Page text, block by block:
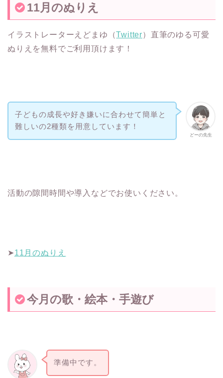
11月のぬりえ
イラストレーターえどまゆ（Twitter）直筆のゆる可愛
ぬりえを無料でご利用頂けます！
どーの先生
子どもの成長や好き嫌いに合わせて簡単と
難しいの2種類を用意しています！
活動の隙間時間や導入などでお使いください。
➤11月のぬりえ
今月の歌・絵本・手遊び
準備中です。